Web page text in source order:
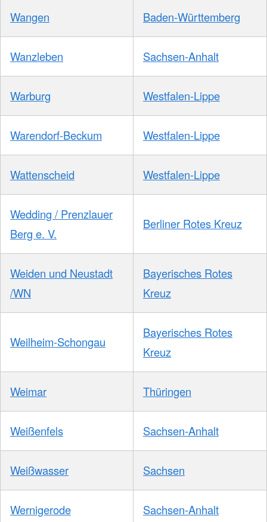
Wangen Baden-Württemberg
Wanzleben Sachsen-Anhalt
Warburg Westfalen-Lippe
Warendorf-Beckum Westfalen-Lippe
Wattenscheid Westfalen-Lippe
Wedding / Prenzlauer
Berg e. V.
Berliner Rotes Kreuz
Weiden und Neustadt
/WN
Bayerisches Rotes
Kreuz
Weilheim-Schongau
Bayerisches Rotes
Kreuz
Weimar Thüringen
Weißenfels Sachsen-Anhalt
Weißwasser Sachsen
Wernigerode Sachsen-Anhalt